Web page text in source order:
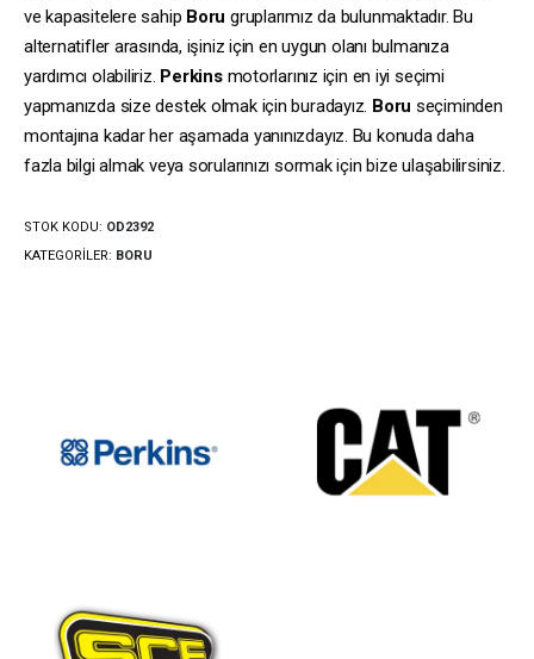
ve kapasitelere sahip Boru gruplarımız da bulunmaktadır. Bu
alternatifler arasında, işiniz için en uygun olanı bulmanıza
yardımcı olabiliriz. Perkinsmotorlarınız için en iyi seçimi
yapmanızda size destek olmak için buradayız. Boru seçiminden
montajına kadar her aşamada yanınızdayız. Bu konuda daha
fazla bilgi almak veya sorularınızı sormak için bize ulaşabilirsiniz.
STOK KODU: OD2392
KATEGORILER: BORU